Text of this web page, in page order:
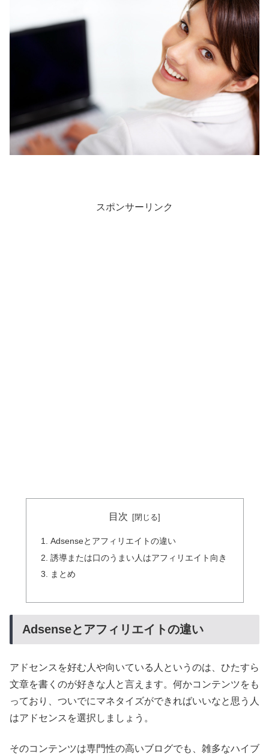
スポンサーリンク
目次
Adsenseとアフィリエイトの違い
誘導または口のうまい人はアフィリエイト向き
まとめ
Adsenseとアフィリエイトの違い
アドセンスを好む人や向いている人というのは、ひたすら
文章を書くのが好きな人と言えます。何かコンテンツをも
っており、ついでにマネタイズができればいいなと思う人
はアドセンスを選択しましょう。
そのコンテンツは専門性の高いブログでも、雑多なハイブ